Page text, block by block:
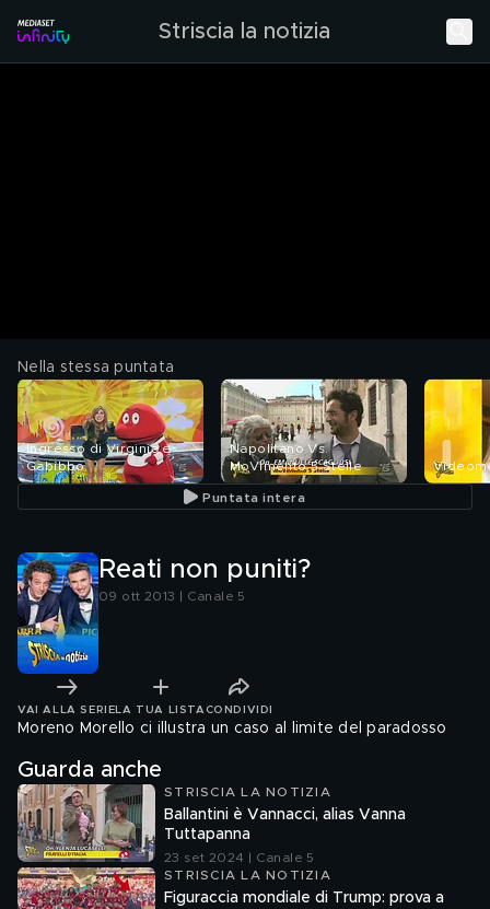
Striscia la notizia
Nella stessa puntata
Ingresso di Virginia e
Gabibbo
Napolitano Vs.
MoVimento 5 Stelle
Puntata intera
Reati non puniti?
09 ott 2013 | Canale 5
VAI ALLA SERIE LA TUA LISTA CONDIVIDI
Moreno Morello ci illustra un caso al limite del paradosso
Guarda anche
STRISCIA LA NOTIZIA
Ballantini è Vannacci, alias Vanna
Tuttapanna
23 set 2024 | Canale 5
STRISCIA LA NOTIZIA
Figuraccia mondiale di Trump: prova a